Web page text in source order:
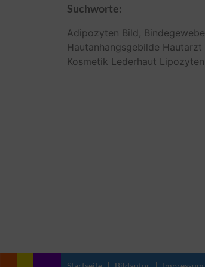
Suchworte:
Adipozyten Bild, Bindegewebe,
Hautanhangsgebilde Hautarzt
Kosmetik Lederhaut Lipozyten